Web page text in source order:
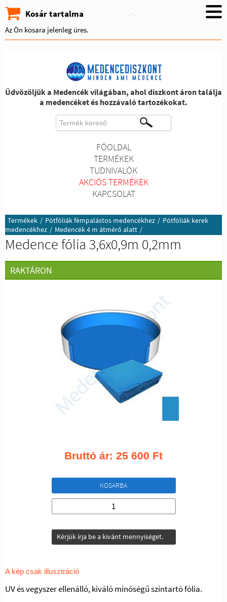
Kosár tartalma
Az Ön kosara jelenleg üres.
Üdvözöljük a Medencék világában, ahol diszkont áron találja
a medencéket és hozzávaló tartozékokat.
FŐOLDAL
TERMÉKEK
TUDNIVALÓK
AKCIÓS TERMÉKEK
KAPCSOLAT
Termékek / Pótfóliák fémpalástos medencékhez / Pótfóliák kerek
medencékhez / Medencék 4 m átmérő alatt /
Medence fólia 3,6x0,9m 0,2mm
RAKTÁRON
Bruttó ár: 25 600 Ft
KOSARBA
Kérjük írja be a kivánt mennyiséget.
A kép csak illusztráció
UV és vegyszer ellenálló, kiváló minőségű színtartó fólia.